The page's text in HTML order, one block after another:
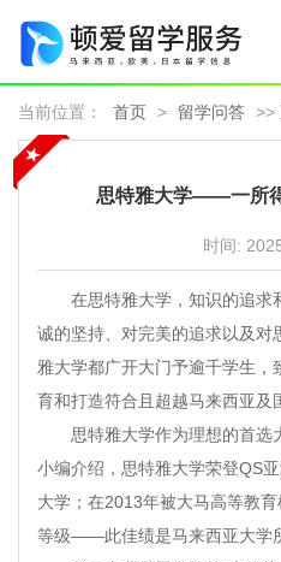
当前位置： 首页 > 留学问答 >>
思特雅大学——一所
时间:
在思特雅大学，知识的追求
诚的坚持、对完美的追求以及对
雅大学都广开大门予逾千学生
育和打造符合且超越马来西亚及
思特雅大学作为理想的首选
小编介绍，思特雅大学荣登QS
大学；在2013年被大马高等教
等级——此佳绩是马来西亚大学